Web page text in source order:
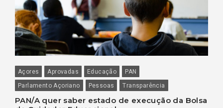
Açores Aprovadas Educação
PAN
Parlamento Açoriano
Pessoas Transparência
PAN/A quer saber estado de execução da Bolsa